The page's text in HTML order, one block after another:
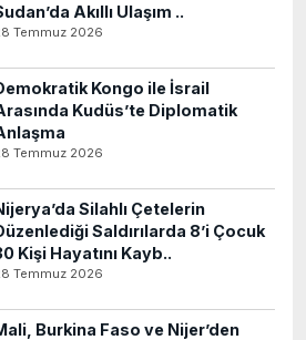
Akıllı Ulaşım ..
Temmuz 2026
Kongo ile İsrail
Kudüs’te Diplomatik
Temmuz 2026
Silahlı Çetelerin
Saldırılarda 8’i Çocuk
Kişi Hayatını Kayb..
Temmuz 2026
Burkina Faso ve Nijer’den